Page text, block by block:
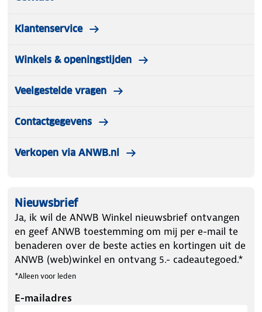
Klantenservice
Winkels & openingstijden
Veelgestelde vragen
Contactgegevens
Verkopen via ANWB.nl
Nieuwsbrief
Ja, ik wil de ANWB Winkel nieuwsbrief ontvangen
en geef ANWB toestemming om mij per e-mail te
benaderen over de beste acties en kortingen uit de
ANWB (web)winkel en ontvang 5.- cadeautegoed.*
*Alleen voor leden
E-mailadres